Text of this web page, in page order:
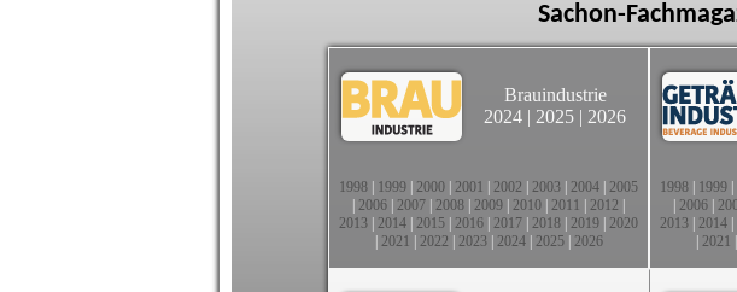
Sachon-
Brauindustrie
2024 | 2025 | 2026
1998 1999 2000 2001 2002 2003 2004 2005
2006 2007 2008 2009 2010 2011 2012
2013 2014 2015 2016 2017 2018 2019 2020
2021 2022 2023| 2024| 2025| 2026
1998 1999
2006
2013 2014
2021